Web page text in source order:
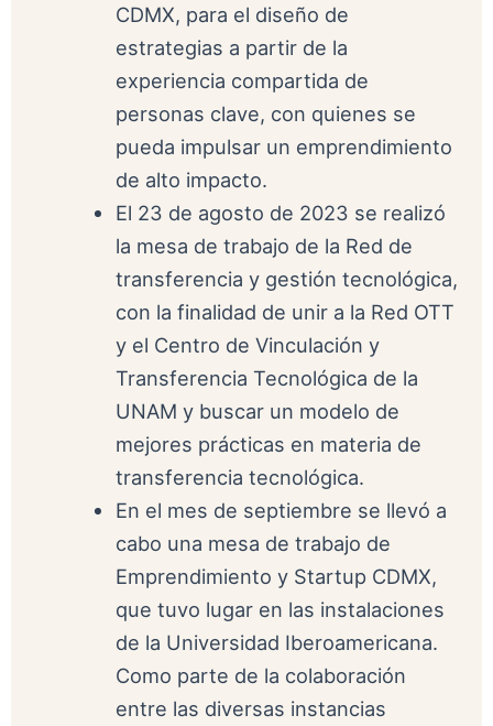
CDMX, para el diseño de
estrategias a partir de la
experiencia compartida de
personas clave, con quienes se
pueda impulsar un emprendimiento
de alto impacto.
El 23 de agosto de 2023 se realizó
la mesa de trabajo de la Red de
transferencia y gestión tecnológica,
con la finalidad de unir a la Red OTT
y el Centro de Vinculación y
Transferencia Tecnológica de la
UNAM y buscar un modelo de
mejores prácticas en materia de
transferencia tecnológica.
En el mes de septiembre se llevó a
cabo una mesa de trabajo de
Emprendimiento y Startup CDMX,
que tuvo lugar en las instalaciones
de la Universidad Iberoamericana.
Como parte de la colaboración
entre las diversas instancias